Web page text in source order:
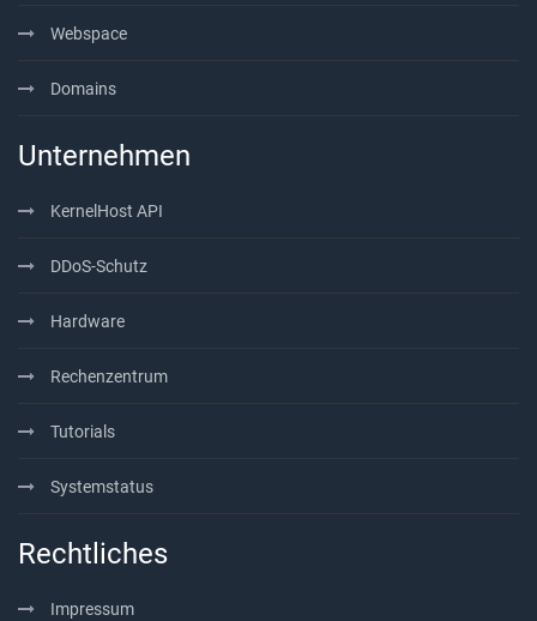
Webspace
Domains
Unternehmen
KernelHost API
DDoS-Schutz
Hardware
Rechenzentrum
Tutorials
Systemstatus
Rechtliches
Impressum